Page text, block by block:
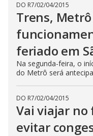
DO R7/02/04/2015
Trens,
feriado em
Na segunda-feira, o
do Metrô será
DO R7/02/04/2015
Vai viajar no
evitar